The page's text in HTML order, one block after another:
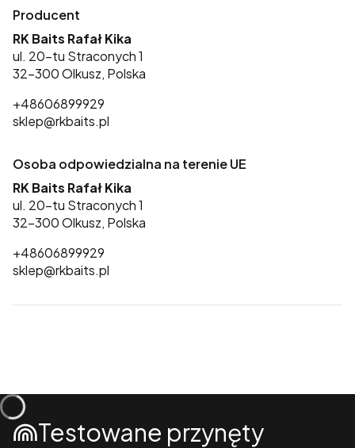
Producent
RK Baits Rafał Kika
ul. 20-tu Straconych 1
32-300 Olkusz, Polska
+48606899929
sklep@rkbaits.pl
Osoba odpowiedzialna na terenie UE
RK Baits Rafał Kika
ul. 20-tu Straconych 1
32-300 Olkusz, Polska
+48606899929
sklep@rkbaits.pl
Testowane przynęty